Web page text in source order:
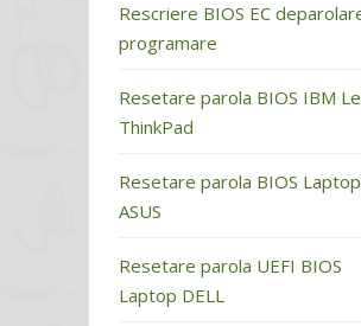
Rescriere BIOS EC
programare
Resetare parola BIOS IBM
ThinkPad
Resetare parola BIOS Laptop
ASUS
Resetare parola UEFI BIOS
Laptop DELL